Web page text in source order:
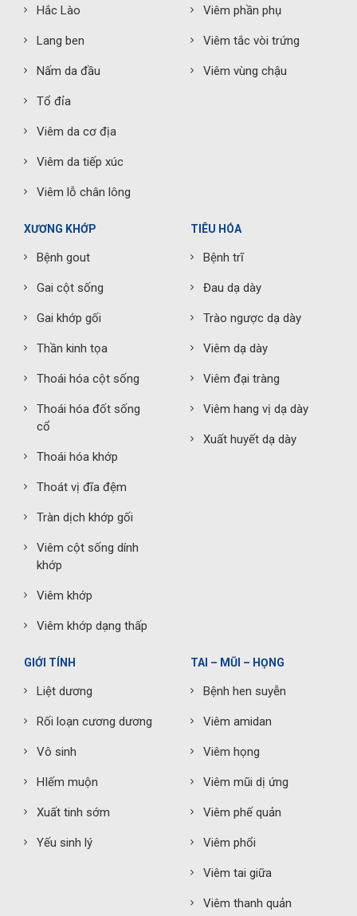
Hắc Lào
Lang ben
Nấm da đầu
Tổ đỉa
Viêm da cơ địa
Viêm da tiếp xúc
Viêm lỗ chân lông
Viêm phần phụ
Viêm tắc vòi trứng
Viêm vùng chậu
XƯƠNG KHỚP
Bệnh gout
Gai cột sống
Gai khớp gối
Thần kinh tọa
Thoái hóa cột sống
Thoái hóa đốt sống
cổ
Thoái hóa khớp
Thoát vị đĩa đệm
Tràn dịch khớp gối
Viêm cột sống dính
khớp
Viêm khớp
Viêm khớp dạng thấp
TIÊU HÓA
Bệnh trĩ
Đau dạ dày
Trào ngược dạ dày
Viêm dạ dày
Viêm đại tràng
Viêm hang vị dạ dày
Xuất huyết dạ dày
GIỚI TÍNH
Liệt dương
Rối loạn cương dương
Vô sinh
HIếm muộn
Xuất tinh sớm
Yếu sinh lý
TAI – MŨI – HỌNG
Bệnh hen suyễn
Viêm amidan
Viêm họng
Viêm mũi dị ứng
Viêm phế quản
Viêm phổi
Viêm tai giữa
Viêm thanh quản